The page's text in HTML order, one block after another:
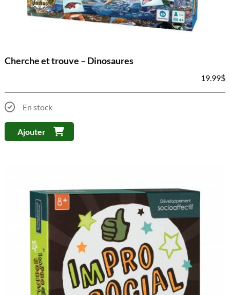
Cherche et trouve – Dinosaures
19.99$
En stock
Ajouter